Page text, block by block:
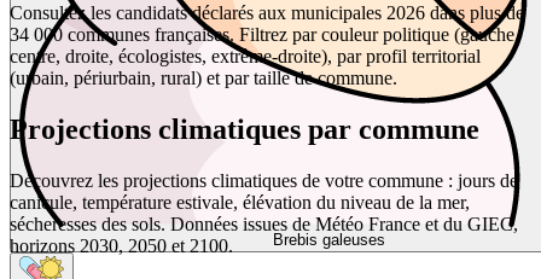
Brebis galeuses
Consultez les candidats déclarés aux municipales 2026 dans plus de
34 000 communes françaises. Filtrez par couleur politique (gauche,
centre, droite, écologistes, extrême-droite), par profil territorial
(urbain, périurbain, rural) et par taille de commune.
Projections climatiques par commune
Découvrez les projections climatiques de votre commune : jours de
canicule, température estivale, élévation du niveau de la mer,
sécheresses des sols. Données issues de Météo France et du GIEC,
horizons 2030, 2050 et 2100.